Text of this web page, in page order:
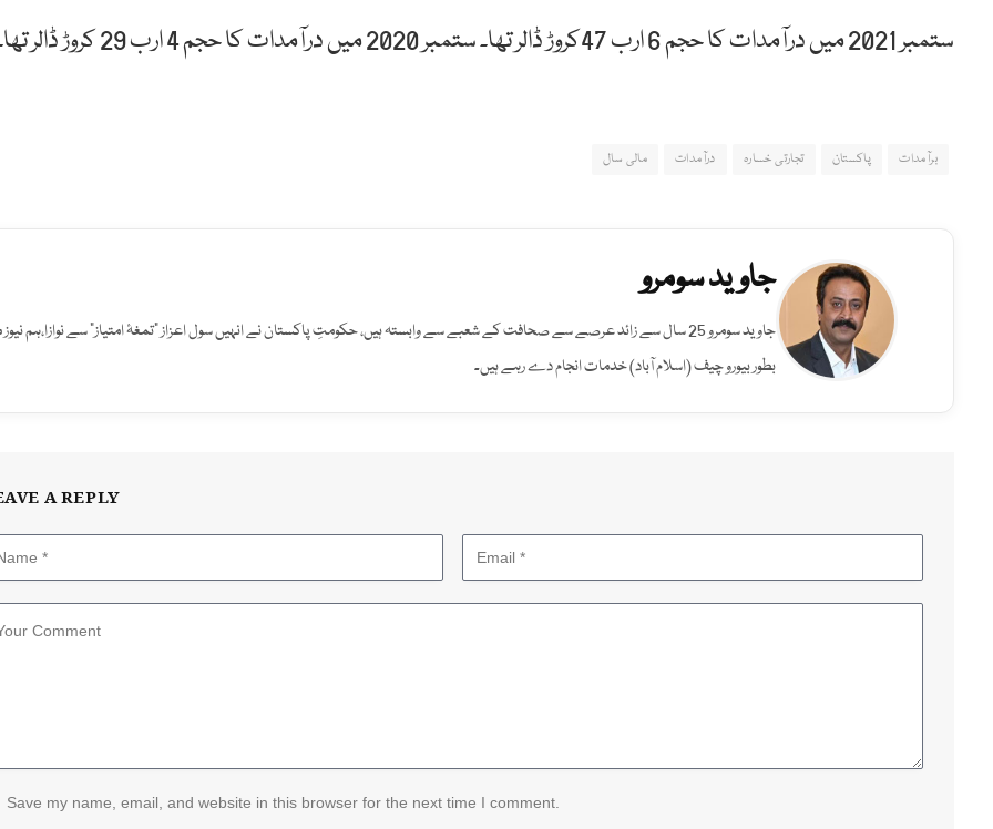
ستمبر 2021 میں درآمدات کا حجم 6 ارب 47کروڑ ڈالر تھا۔ ستمبر 2020 میں درآمدات کا حجم 4 ارب 29 کروڑ ڈالر تھا۔
برآمدات پاکستان تجارتی خسارہ درآمدات مالی سال
جاوید سومرو
جاوید سومرو 25 سال سے زائد عرصے سے صحافت کے شعبے سے وابستہ ہیں، حکومتِ پاکستان نے انہیں سول اعزاز "تمغۂ امتیاز" سے نوازا،ہم
بطور بیورو چیف (اسلام آباد) خدمات انجام دے رہے ہیں۔
A REPLY
Save my name, email, and website in this browser for the next time I comment.